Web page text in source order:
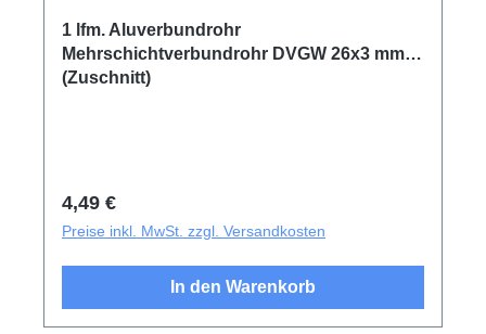
1 lfm. Aluverbundrohr
Mehrschichtverbundrohr DVGW 26x3 mm
(Zuschnitt)
Regulärer Preis:
4,49 €
Preise inkl. MwSt. zzgl. Versandkosten
In den Warenkorb